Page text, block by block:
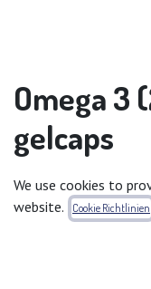
Omega 3
gelcaps
Die Omega-3-
We use cookies to
website.
Cookie Richtlinien